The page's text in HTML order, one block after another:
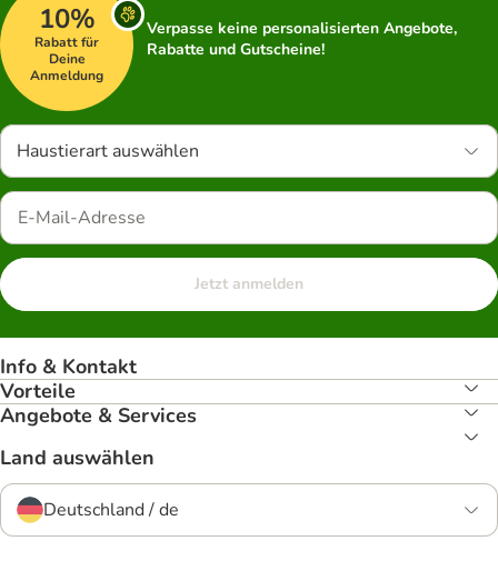
10%
Rabatt für
Deine
Anmeldung
Verpasse keine personalisierten Angebote,
Rabatte und Gutscheine!
Haustierart auswählen
Jetzt anmelden
Info & Kontakt
Vorteile
Angebote & Services
Land auswählen
Deutschland / de